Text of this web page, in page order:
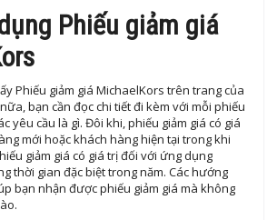
Phiếu giảm giá
Phiếu giảm giá MichaelKors trên trang của
bạn cần đọc chi tiết đi kèm với mỗi phiếu
yêu cầu là gì. Đôi khi, phiếu giảm giá có giá
mới hoặc khách hàng hiện tại trong khi
giảm giá có giá trị đối với ứng dụng
thời gian đặc biệt trong năm. Các hướng
bạn nhận được phiếu giảm giá mà không